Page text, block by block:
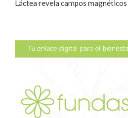
Láctea revela campos magnéticos